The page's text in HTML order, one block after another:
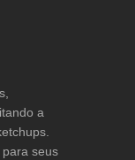
a
seus